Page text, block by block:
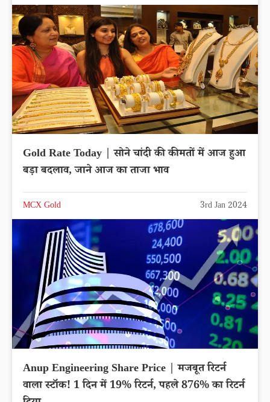
Gold Rate Today | सोने चांदी की कीमतों में आज हुआ
बड़ा बदलाव, जाने आज का ताजा भाव
MCX Gold 3rd Jan 2024
Anup Engineering Share Price | मजबूत रिटर्न
वाला स्टॉक! 1 दिन में 19% रिटर्न, पहले 876% का रिटर्न